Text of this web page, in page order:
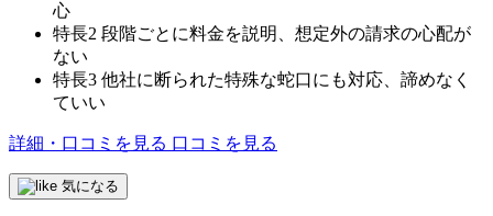
心
特長2 段階ごとに料金を説明、想定外の請求の心配が
ない
特長3 他社に断られた特殊な蛇口にも対応、諦めなく
ていい
詳細・口コミを見る 口コミを見る
気になる